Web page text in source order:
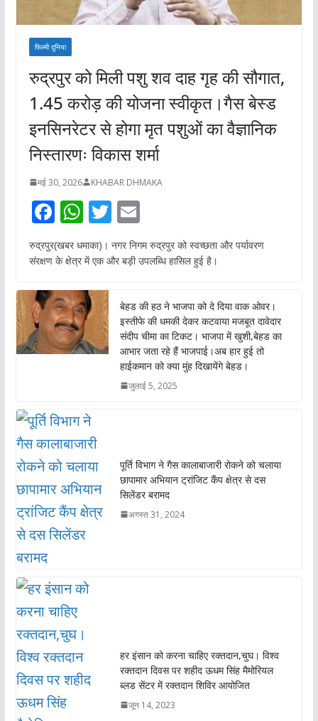
फिल्मी दुनिया
रुद्रपुर को मिली पशु शव दाह गृह की सौगात,
1.45 करोड़ की योजना स्वीकृत।गैस बेस्ड
इनसिनरेटर से होगा मृत पशुओं का वैज्ञानिक
निस्तारणः विकास शर्मा
मई 30, 2026 KHABAR DHMAKA
F
ac
e
o
o
k
W
h
at
A
p
p
T
w
itt
E
m
ai
रुद्रपुर(खबर धमाका)। नगर निगम रुद्रपुर को स्वच्छता और पर्यावरण
संरक्षण के क्षेत्र में एक और बड़ी उपलब्धि हासिल हुई है।
बेहड की हठ ने भाजपा को दे दिया वाक ओवर।
इस्तीफे की धमकी देकर कटवाया मजबूत दावेदार
संदीप चीमा का टिकट। भाजपा में खुशी,बेहड का
आभार जता रहे हैं भाजपाई।अब हार हुई तो
हाईकमान को क्या मुंह दिखायेंगे बेहड।
जुलाई 5, 2025
पूर्ति विभाग ने गैस कालाबाजारी रोकने को चलाया
छापामार अभियान ट्रांजिट कैंप क्षेत्र से दस
सिलेंडर बरामद
अगस्त 31, 2024
हर इंसान को करना चाहिए रक्तदान,चुघ। विश्व
रक्तदान दिवस पर शहीद ऊधम सिंह मैमोरियल
ब्लड सेंटर में रक्तदान शिविर आयोजित
जून 14, 2023